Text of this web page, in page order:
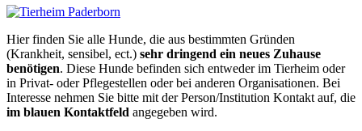
Hier finden Sie alle Hunde, die aus bestimmten Gründen
(Krankheit, sensibel, ect.) sehr dringend ein neues Zuhause
benötigen. Diese Hunde befinden sich entweder im Tierheim oder
in Privat- oder Pflegestellen oder bei anderen Organisationen. Bei
Interesse nehmen Sie bitte mit der Person/Institution Kontakt auf, die
im blauen Kontaktfeld angegeben wird.